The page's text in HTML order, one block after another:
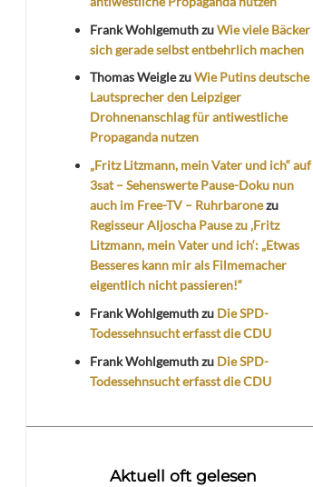
Frank WohlgemuthzuWie viele Bäcker
sich gerade selbst entbehrlich machen
Thomas WeiglezuWie Putins deutsche
Lautsprecher den Leipziger
Drohnenanschlag für antiwestliche
Propaganda nutzen
„Fritz Litzmann, mein Vater und ich“ auf
3sat – Sehenswerte Pause-Doku nun
auch im Free-TV – Ruhrbaronezu
Regisseur Aljoscha Pause zu ‚Fritz
Litzmann, mein Vater und ich‘: „Etwas
Besseres kann mir als Filmemacher
eigentlich nicht passieren!“
Frank Wohlgemuthzu Die SPD-
Todessehnsucht erfasst die CDU
Frank Wohlgemuthzu Die SPD-
Todessehnsucht erfasst die CDU
Aktuell oft gelesen